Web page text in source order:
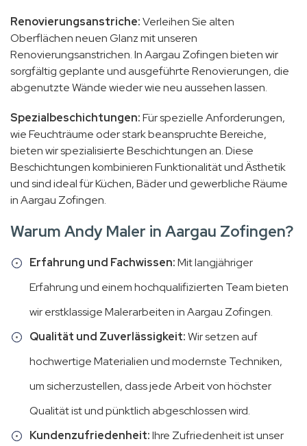
Renovierungsanstriche:Verleihen Sie alten
Oberflächen neuen Glanz mit unseren
Renovierungsanstrichen. In Aargau Zofingen bieten wir
sorgfältig geplante und ausgeführte Renovierungen, die
abgenutzte Wände wieder wie neu aussehen lassen.
Spezialbeschichtungen:Für spezielle Anforderungen,
wie Feuchträume oder stark beanspruchte Bereiche,
bieten wir spezialisierte Beschichtungen an. Diese
Beschichtungen kombinieren Funktionalität und Ästhetik
und sind ideal für Küchen, Bäder und gewerbliche Räume
in Aargau Zofingen.
Warum Andy Maler in Aargau Zofingen?
Erfahrung und Fachwissen:Mit langjähriger
Erfahrung und einem hochqualifizierten Team bieten
wir erstklassige Malerarbeiten in Aargau Zofingen.
Qualität und Zuverlässigkeit:Wir setzen auf
hochwertige Materialien und modernste Techniken,
um sicherzustellen, dass jede Arbeit von höchster
Qualität ist und pünktlich abgeschlossen wird.
Kundenzufriedenheit:Ihre Zufriedenheit ist unser